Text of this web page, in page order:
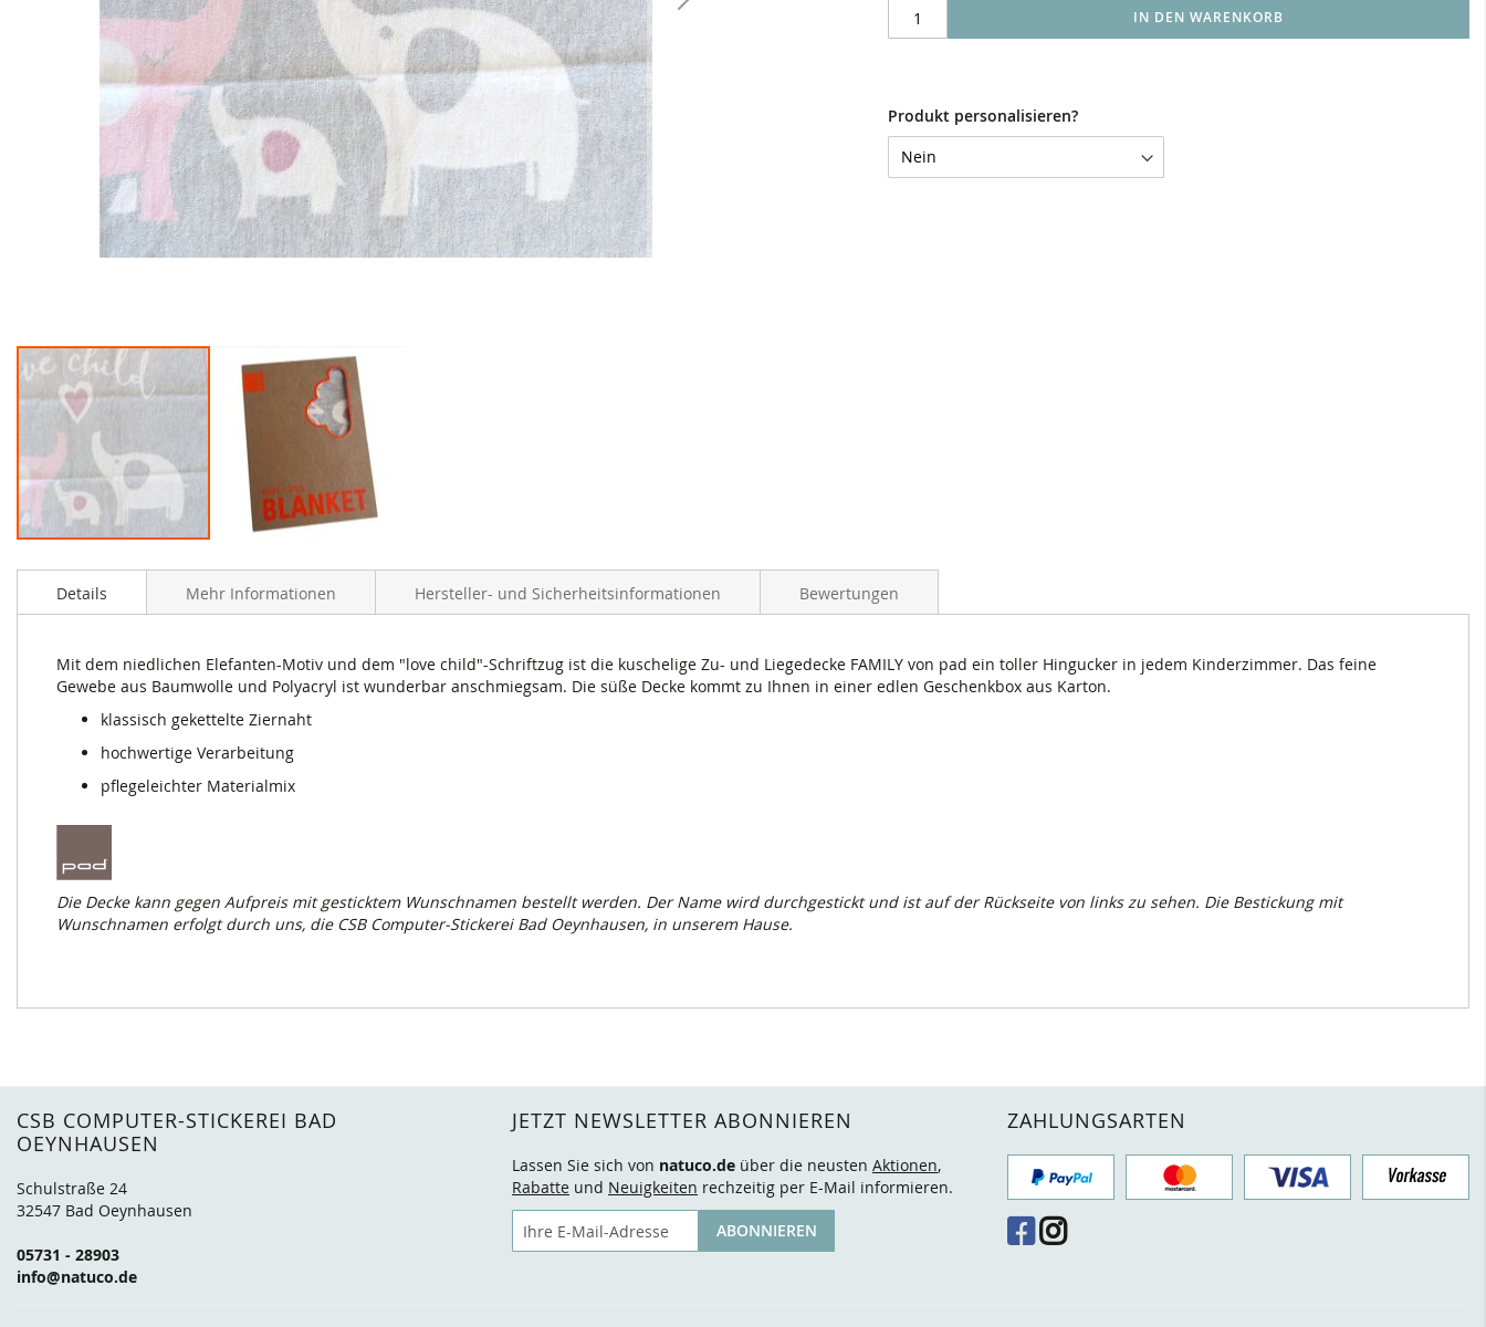
IN DEN WARENKORB
Produkt personalisieren?
Anfang
Bildergalerie
Details
Mit dem niedlichen Elefanten-Motiv und dem "love child"-Schriftzug ist die kuschelige Zu- und Liegedecke FAMILY von pad ein toller Hingucker in jedem Kinderzimmer. Das feine
Gewebe aus Baumwolle und Polyacryl ist wunderbar anschmiegsam. Die süße Decke kommt zu Ihnen in einer edlen Geschenkbox aus Karton.
klassisch gekettelte Ziernaht
hochwertige Verarbeitung
pflegeleichter Materialmix
Die Decke kann gegen Aufpreis mit gesticktem Wunschnamen bestellt werden. Der Name wird durchgestickt und ist auf der Rückseite von links zu sehen. Die Bestickung mit
Wunschnamen erfolgt durch uns, die CSB Computer-Stickerei Bad Oeynhausen, in unserem Hause.
Mehr Informationen Hersteller- und Sicherheitsinformationen Bewertungen
CSB COMPUTER-STICKEREI BAD
OEYNHAUSEN
Schulstraße 24
32547 Bad Oeynhausen
05731 - 28903
info@natuco.de
JETZT NEWSLETTER ABONNIEREN
Lassen Sie sich von natuco.de über die neusten Aktionen,
Rabatte und Neuigkeiten rechzeitig per E-Mail informieren.
E-Mail
ABONNIEREN
ZAHLUNGSARTEN